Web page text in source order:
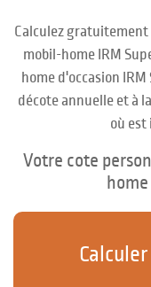
Calculez gratuitement
mobil-home IRM
home d'occasion
décote annuelle et à
où est
Votre cote